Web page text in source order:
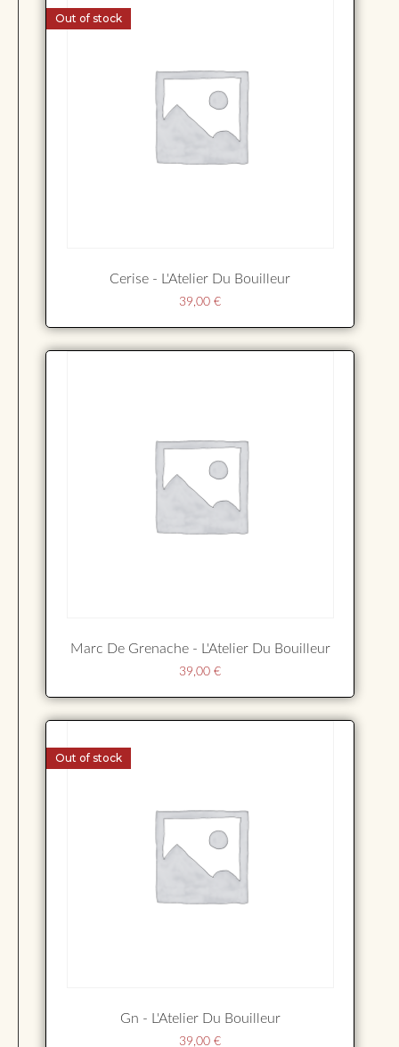
Out of stock
Cerise - L'Atelier Du Bouilleur
39,00 €
Marc De Grenache - L'Atelier Du Bouilleur
39,00 €
Out of stock
Gn - L'Atelier Du Bouilleur
39,00 €